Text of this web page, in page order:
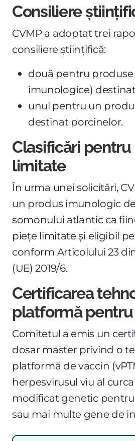
Consiliere
CVMP a adoptat trei
consiliere științifică:
două pentru
imunologice)
unul pentru un
destinat porcinelor.
Clasificări
limitate
În urma unei solicitări,
un produs imunologic
somonului atlantic ca
piețe limitate și eligibil
conform Articolului 23
(UE) 2019/6.
Certificarea
platformă
Comitetul a emis un
dosar master privind o
platformă de vaccin
herpesvirusul viu al
modificat genetic
sau mai multe gene de